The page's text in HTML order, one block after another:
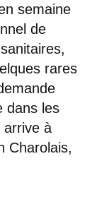
semaine
de
rares
dans les
arrive à
Charolais,